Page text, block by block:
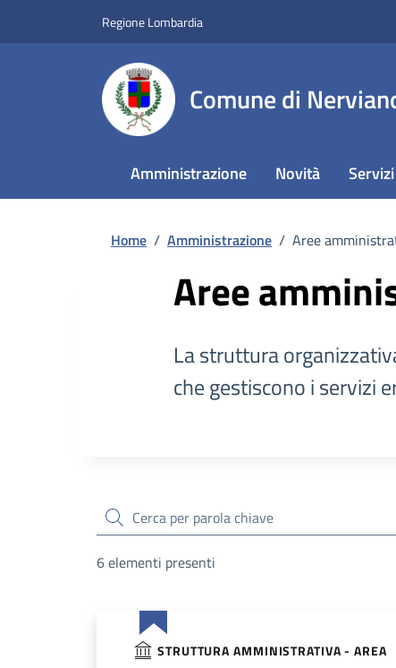
Regione Lombardia
Comune di
Amministrazione Novità Servizi
Home / Amministrazione / Aree
Aree
La struttura
che gestiscono i servizi
cerca
6 elementi presenti
STRUTTURA AMMINISTRATIVA - AREA